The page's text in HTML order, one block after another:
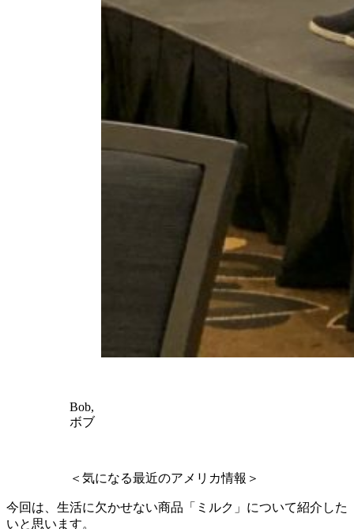
Bob,
ボブ
＜気になる最近のアメリカ情報＞
今回は、生活に欠かせない商品「ミルク」について紹介した
いと思います。